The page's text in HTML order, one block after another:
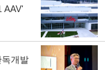
AAV'
개발